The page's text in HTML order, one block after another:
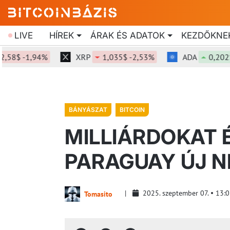
LIVE HÍREK ÁRAK ÉS ADATOK
1,94% XRP 1,035$ -2,53% ADA 0,202$
BÁNYÁSZAT BITCOIN
MILLIÁRDOKAT
PARAGUAY ÚJ
Tomasito 2025. szeptember 07.